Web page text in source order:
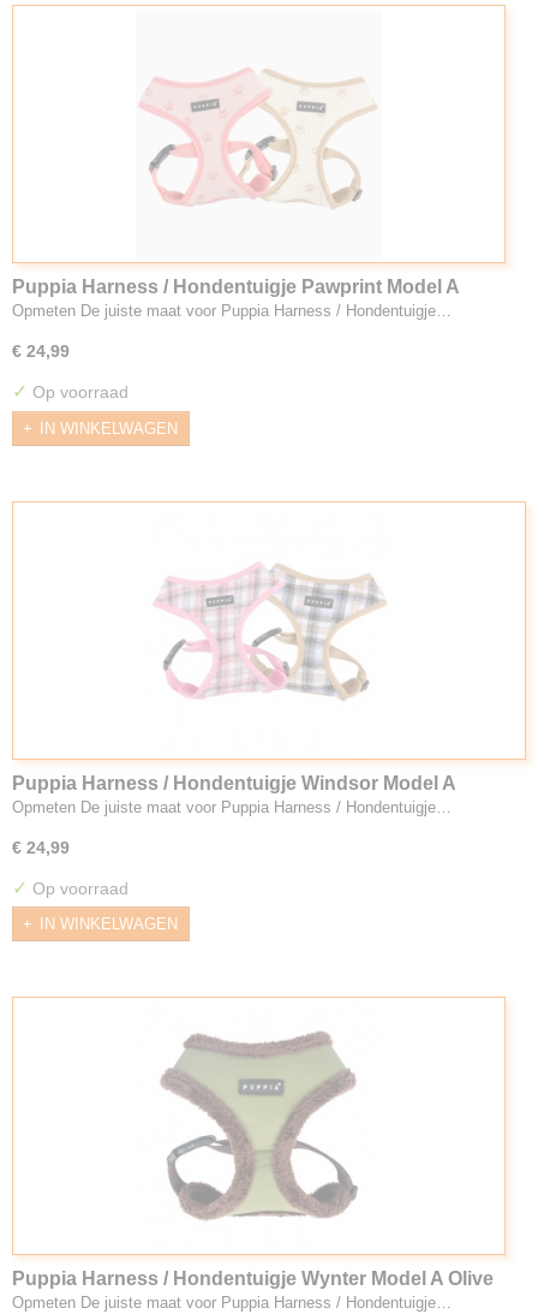
Puppia Harness / Hondentuigje Pawprint Model A
Opmeten De juiste maat voor Puppia Harness / Hondentuigje…
€ 24,99
✓ Op voorraad
IN WINKELWAGEN
Puppia Harness / Hondentuigje Windsor Model A
Opmeten De juiste maat voor Puppia Harness / Hondentuigje…
€ 24,99
✓ Op voorraad
IN WINKELWAGEN
Puppia Harness / Hondentuigje Wynter Model A Olive
Opmeten De juiste maat voor Puppia Harness / Hondentuigje…